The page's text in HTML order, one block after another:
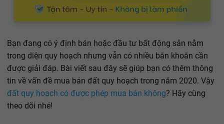
Bạn đang có ý định bán hoặc đầu tư bất động sản nằm
trong diện quy hoạch nhưng vẫn có nhiều băn khoăn cần
được giải đáp. Bài viết sau đây sẽ giúp bạn có thêm thông
tin về vấn đề mua bán đất quy hoạch trong năm 2020. Vậy
đất quy hoạch có được phép mua bán không? Hãy cùng
theo dõi nhé!